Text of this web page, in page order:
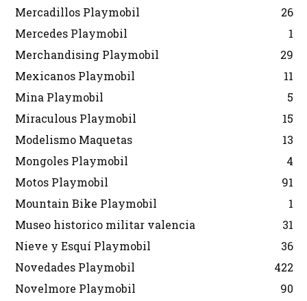
Mercadillos Playmobil
26
Mercedes Playmobil
1
Merchandising Playmobil
29
Mexicanos Playmobil
11
Mina Playmobil
5
Miraculous Playmobil
15
Modelismo Maquetas
13
Mongoles Playmobil
4
Motos Playmobil
91
Mountain Bike Playmobil
1
Museo historico militar valencia
31
Nieve y Esquí Playmobil
36
Novedades Playmobil
422
Novelmore Playmobil
90